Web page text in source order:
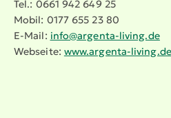
Tel.: 0661 942 649 25
Mobil: 0177 655 23 80
E-Mail: info@​argenta-​living.​de
Webseite: www.​argenta-​living.​de